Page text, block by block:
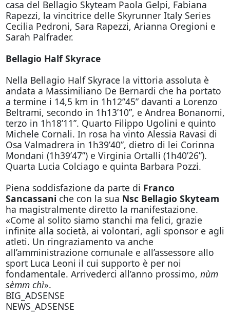
casa del Bellagio Skyteam Paola Gelpi, Fabiana
Rapezzi, la vincitrice delle Skyrunner Italy Series
Cecilia Pedroni, Sara Rapezzi, Arianna Oregioni e
Sarah Palfrader.
Bellagio Half Skyrace
Nella Bellagio Half Skyrace la vittoria assoluta è
andata a Massimiliano De Bernardi che ha portato
a termine i 14,5 km in 1h12”45” davanti a Lorenzo
Beltrami, secondo in 1h13’10”, e Andrea Bonanomi,
terzo in 1h18’11”. Quarto Filippo Ugolini e quinto
Michele Cornali. In rosa ha vinto Alessia Ravasi di
Osa Valmadrera in 1h39’40”, dietro di lei Corinna
Mondani (1h39’47”) e Virginia Ortalli (1h40’26”).
Quarta Lucia Colciago e quinta Barbara Pozzi.
Piena soddisfazione da parte di Franco
Sancassani che con la sua Nsc Bellagio Skyteam
ha magistralmente diretto la manifestazione.
«Come al solito siamo stanchi ma felici, grazie
infinite alla società, ai volontari, agli sponsor e agli
atleti. Un ringraziamento va anche
all’amministrazione comunale e all’assessore allo
sport Luca Leoni il cui supporto è per noi
fondamentale. Arrivederci all’anno prossimo, nùm
sèmm chì».
BIG_ADSENSE
NEWS_ADSENSE